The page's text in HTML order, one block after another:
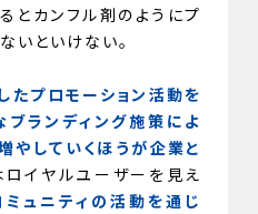
とカンフル剤のようにプ
いといけない。
たプロモーション活動を
ランディング施策によ
やしていくほうが企業と
ロイヤルユーザーを見え
ミュニティの活動を通じ